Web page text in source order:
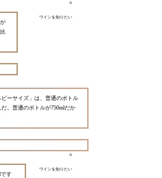
ワインを知りたい
ビーサイズ」は、普通のボトル
。普通のボトルが750mlだか
ワインを知りたい
です